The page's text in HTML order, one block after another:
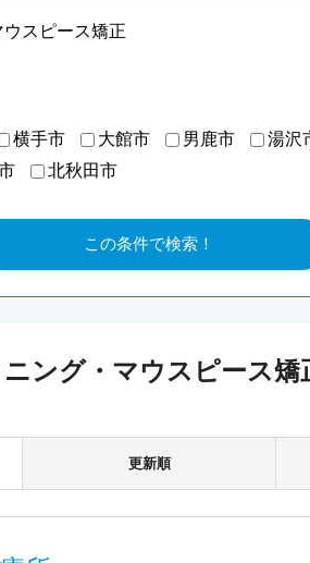
ウスピース矯正
横手市 大館市 男鹿市 湯沢
北秋田市
ング・マウスピース矯
更新順